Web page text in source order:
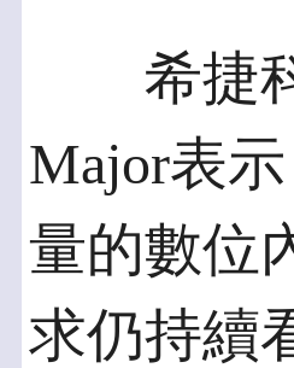
希捷科
Major表
量的數位
求仍持續